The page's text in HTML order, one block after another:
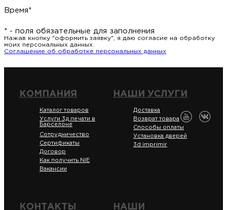
Время*
* - поля обязательные для заполнения
Нажав кнопку "оформить заявку", я даю согласие на обработку
моих персональных данных.
Соглашение об обработке персональных данных
КОМПАНИЯ
Каталог товаров
Услуги 3д печати в
Барселоне
Сотрудничество
Сертификаты
Договор
Как получить NIE
Вакансии
НАШИ УСЛУГИ
Доставка
Возврат товара
Способы оплаты
Установка дверей
3d imprimir
КОНТАКТЫ НАШИ